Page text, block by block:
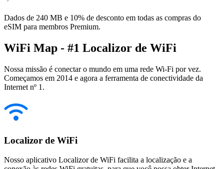
Dados de 240 MB e 10% de desconto em todas as compras do
eSIM para membros Premium.
WiFi Map - #1 Localizor de WiFi
Nossa missão é conectar o mundo em uma rede Wi-Fi por vez.
Começamos em 2014 e agora a ferramenta de conectividade da
Internet nº 1.
Localizor de WiFi
Nosso aplicativo Localizor de WiFi facilita a localização e a